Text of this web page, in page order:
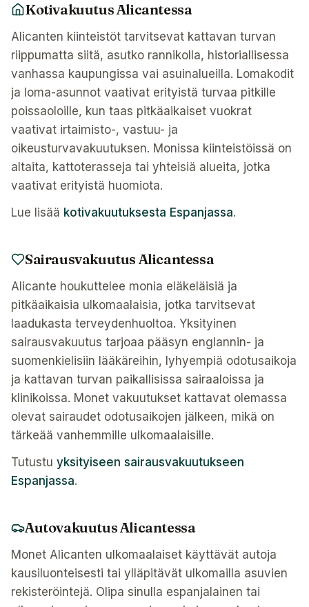
Kotivakuutus Alicantessa
Alicanten kiinteistöt tarvitsevat kattavan turvan
riippumatta siitä, asutko rannikolla, historiallisessa
vanhassa kaupungissa vai asuinalueilla. Lomakodit
ja loma-asunnot vaativat erityistä turvaa pitkille
poissaoloille, kun taas pitkäaikaiset vuokrat
vaativat irtaimisto-, vastuu- ja
oikeusturvavakuutuksen. Monissa kiinteistöissä on
altaita, kattoterasseja tai yhteisiä alueita, jotka
vaativat erityistä huomiota.
Lue lisää kotivakuutuksesta Espanjassa.
Sairausvakuutus Alicantessa
Alicante houkuttelee monia eläkeläisiä ja
pitkäaikaisia ulkomaalaisia, jotka tarvitsevat
laadukasta terveydenhuoltoa. Yksityinen
sairausvakuutus tarjoaa pääsyn englannin- ja
suomenkielisiin lääkäreihin, lyhyempiä odotusaikoja
ja kattavan turvan paikallisissa sairaaloissa ja
klinikoissa. Monet vakuutukset kattavat olemassa
olevat sairaudet odotusaikojen jälkeen, mikä on
tärkeää vanhemmille ulkomaalaisille.
Tutustu yksityiseen sairausvakuutukseen
Espanjassa.
Autovakuutus Alicantessa
Monet Alicanten ulkomaalaiset käyttävät autoja
kausiluonteisesti tai ylläpitävät ulkomailla asuvien
rekisteröintejä. Olipa sinulla espanjalainen tai